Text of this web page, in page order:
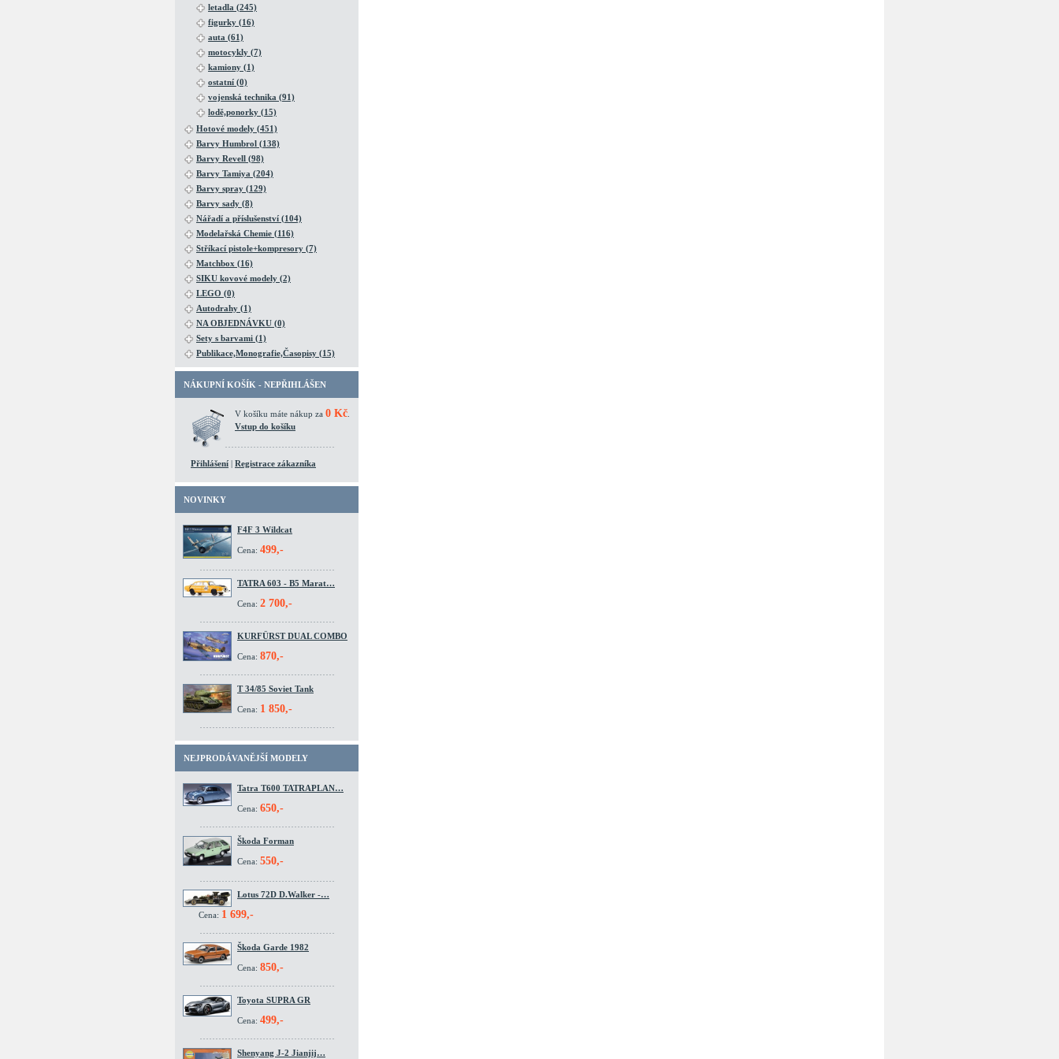
letadla (245)
figurky (16)
auta (61)
motocykly (7)
kamiony (1)
ostatní (0)
vojenská technika (91)
lodě,ponorky (15)
Hotové modely (451)
Barvy Humbrol (138)
Barvy Revell (98)
Barvy Tamiya (204)
Barvy spray (129)
Barvy sady (8)
Nářadí a příslušenství (104)
Modelařská Chemie (116)
Stříkací pistole+kompresory (7)
Matchbox (16)
SIKU kovové modely (2)
LEGO (0)
Autodrahy (1)
NA OBJEDNÁVKU (0)
Sety s barvami (1)
Publikace,Monografie,Časopisy (15)
NÁKUPNÍ KOŠÍK - NEPŘIHLÁŠEN
V košíku máte nákup za 0 Kč
Vstup do košíku
Přihlášení | Registrace zákazníka
NOVINKY
F4F 3 Wildcat
Cena: 499,-
TATRA 603 - B5 Marat…
Cena: 2 700,-
KURFÜRST DUAL COMBO
Cena: 870,-
T 34/85 Soviet Tank
Cena: 1 850,-
NEJPRODÁVANĚJŠÍ MODELY
Tatra T600 TATRAPLAN…
Cena: 650,-
Škoda Forman
Cena: 550,-
Lotus 72D D.Walker -…
Cena: 1 699,-
Škoda Garde 1982
Cena: 850,-
Toyota SUPRA GR
Cena: 499,-
Shenyang J-2 Jianjij…